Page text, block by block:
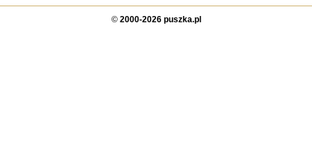
© 2000-2026 puszka.pl